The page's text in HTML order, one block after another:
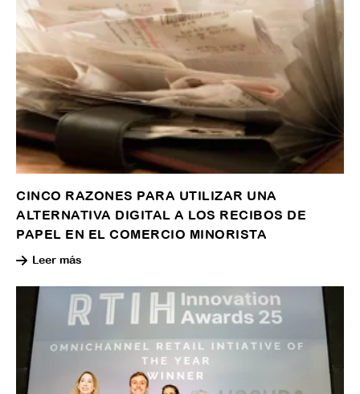
CINCO RAZONES PARA UTILIZAR UNA
ALTERNATIVA DIGITAL A LOS RECIBOS DE
PAPEL EN EL COMERCIO MINORISTA
Leer más